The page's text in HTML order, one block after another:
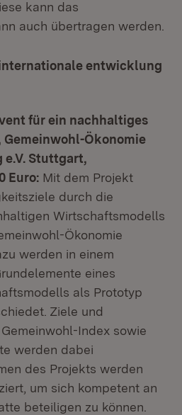
kann das
auch übertragen werden.
entwicklung
für ein nachhaltiges
Ökonomie
Stuttgart,
Euro: Mit dem Projekt
durch die
Wirtschaftsmodells
Ökonomie
werden in einem
eines
als Prototyp
Ziele und
Index sowie
werden dabei
des Projekts werden
um sich kompetent an
beteiligen zu können.